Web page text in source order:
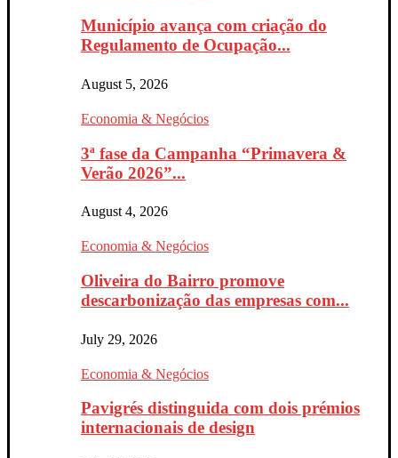
Município avança com criação do
Regulamento de Ocupação...
August 5, 2026
Economia & Negócios
3ª fase da Campanha “Primavera &
Verão 2026”...
August 4, 2026
Economia & Negócios
Oliveira do Bairro promove
descarbonização das empresas com...
July 29, 2026
Economia & Negócios
Pavigrés distinguida com dois prémios
internacionais de design